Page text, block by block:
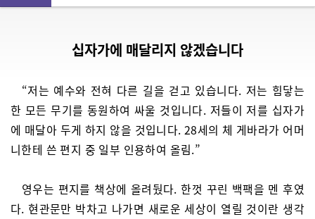
십자가에 매달리지 않겠습니다
“저는 예수와 전혀 다른 길을 걷고 있습니다. 저는 힘닿는
한 모든 무기를 동원하여 싸울 것입니다. 저들이 저를 십자가
에 매달아 두게 하지 않을 것입니다. 28세의 체 게바라가 어머
니한테 쓴 편지 중 일부 인용하여 올림.”
영우는 편지를 책상에 올려뒀다. 한껏 꾸린 백팩을 멘 후였
다. 현관문만 박차고 나가면 새로운 세상이 열릴 것이란 생각